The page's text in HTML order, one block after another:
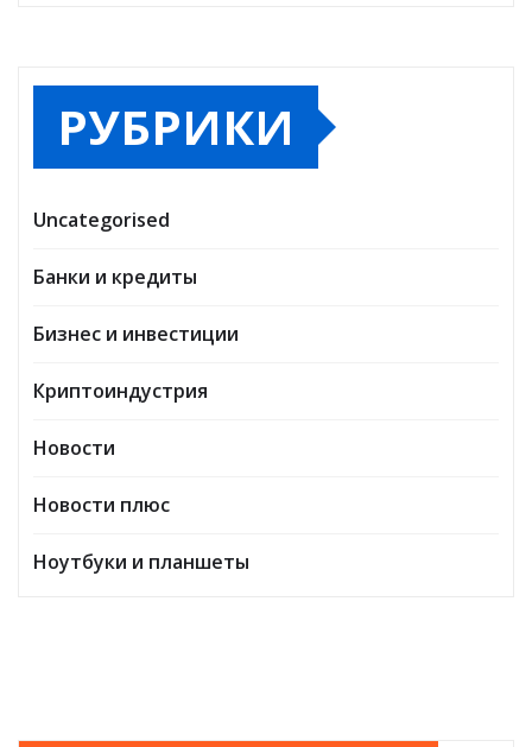
РУБРИКИ
Uncategorised
Банки и кредиты
Бизнес и инвестиции
Криптоиндустрия
Новости
Новости плюс
Ноутбуки и планшеты